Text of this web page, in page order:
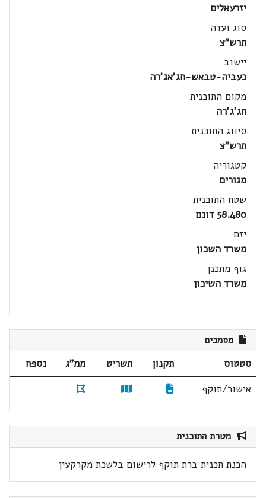
יזרעאלים
סוג ועדה
תרש"צ
יישוב
כעביה-טבאש-חג'אג'רה
מקום התוכנית
חג'ג'רה
סיווג התוכנית
תרש"צ
קטגוריה
מגורים
שטח התוכנית
58.480 דונם
יזם
משרד השכון
גוף מתכנן
משרד השיכון
מסמכים
סטטוס תקנון תשריט ממ"ג
נספח
אישור/תוקף
מטרת התוכנית
הכנת תכנית ברת תוקף לרישום בלשכת מקרקעין